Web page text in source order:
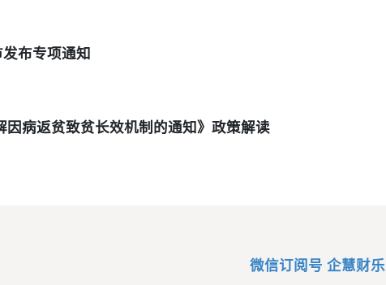
布专项通知
因病返贫致贫长效机制的通知》政策解读
微信订阅号 企慧财乐